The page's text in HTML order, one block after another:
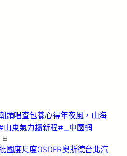
頭唱查包養心得年夜風，山海
山東氣力鑄新程#_中國網
國度尺度OSDER奧斯德台北汽